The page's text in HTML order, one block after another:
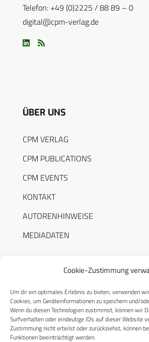
Cookie-Zustimmung
Um dir ein optimales Erlebnis zu bieten, verwenden
Cookies, um Geräteinformationen zu speichern und/
Wenn du diesen Technologien zustimmst, können wir
Surfverhalten oder eindeutige IDs auf dieser Website
Zustimmung nicht erteilst oder zurückziehst, können
Funktionen beeinträchtigt werden.
Telefon: +49 (0)2225 / 88 89 – 0
digital@cpm-verlag.de
ÜBER UNS
CPM VERLAG
CPM PUBLICATIONS
CPM EVENTS
KONTAKT
AUTORENHINWEISE
MEDIADATEN
RECHTLICHES
Datenschutzerklärung